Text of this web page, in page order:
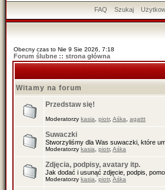
FAQ Szukaj
Obecny czas to Nie 9 Sie 2026, 7:18
Forum ślubne :: strona główna
Witamy na forum
Przedstaw się!
Moderatorzy kasia piotr, Aśka agattt
Suwaczki
Stworzyliśmy dla Was suwaczki, które
Moderatorzy kasia piotr, Aśka
Zdjęcia, podpisy, avatary itp.
Jak dodać i usunąć zdjęcie, podpis,
Moderatorzy kasia piotr, Aśka